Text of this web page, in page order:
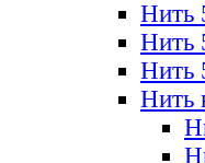
Нить
Нить
Нить
Нить